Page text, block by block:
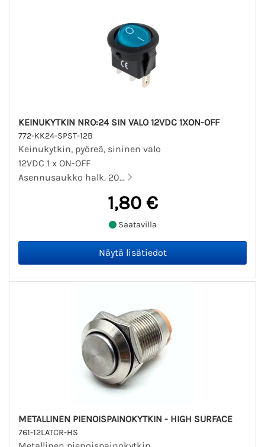
KEINUKYTKIN NRO:24 SIN VALO 12VDC 1XON-OFF
772-KK24-SPST-12B
Keinukytkin, pyöreä, sininen valo
12VDC 1 x ON-OFF
Asennusaukko halk. 20...
1,80 €
Saatavilla
METALLINEN PIENOISPAINOKYTKIN - HIGH SURFACE
761-12LATCR-HS